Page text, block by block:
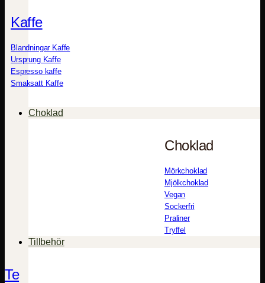
Kaffe
Blandningar Kaffe
Ursprung Kaffe
Espresso kaffe
Smaksatt Kaffe
Choklad
Choklad
Mörkchoklad
Mjölkchoklad
Vegan
Sockerfri
Praliner
Tryffel
Tillbehör
Te